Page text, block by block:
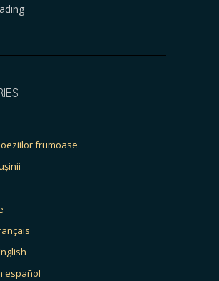
frumoase
español